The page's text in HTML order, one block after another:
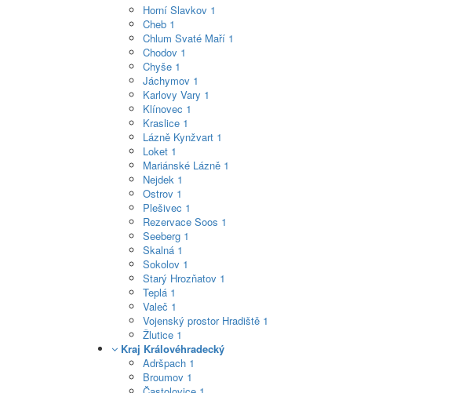
Horní Slavkov 1
Cheb 1
Chlum Svaté Maří 1
Chodov 1
Chyše 1
Jáchymov 1
Karlovy Vary 1
Klínovec 1
Kraslice 1
Lázně Kynžvart 1
Loket 1
Mariánské Lázně 1
Nejdek 1
Ostrov 1
Plešivec 1
Rezervace Soos 1
Seeberg 1
Skalná 1
Sokolov 1
Starý Hrozňatov 1
Teplá 1
Valeč 1
Vojenský prostor Hradiště 1
Žlutice 1
Kraj Královéhradecký
Adršpach 1
Broumov 1